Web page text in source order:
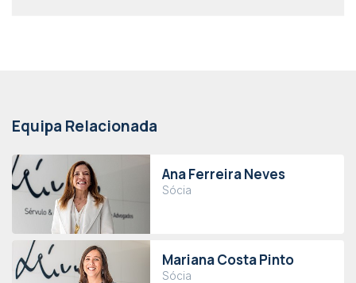
Equipa Relacionada
Ana Ferreira Neves
Sócia
Mariana Costa Pinto
Sócia